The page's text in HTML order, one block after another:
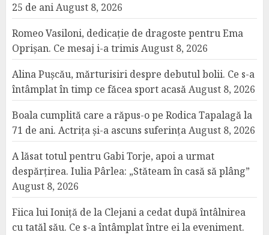
25 de aniAugust 8, 2026
Romeo Vasiloni, dedicație de dragoste pentru Ema
Oprișan. Ce mesaj i-a trimis August 8, 2026
Alina Pușcău, mărturisiri despre debutul bolii. Ce s-a
întâmplat în timp ce făcea sport acasăAugust 8, 2026
Boala cumplită care a răpus-o pe Rodica Tapalagă la
71 de ani. Actrița și-a ascuns suferințaAugust 8, 2026
A lăsat totul pentru Gabi Torje, apoi a urmat
despărțirea. Iulia Pârlea: „Stăteam în casă să plâng”
August 8, 2026
Fiica lui Ioniță de la Clejani a cedat după întâlnirea
cu tatăl său. Ce s-a întâmplat între ei la eveniment.